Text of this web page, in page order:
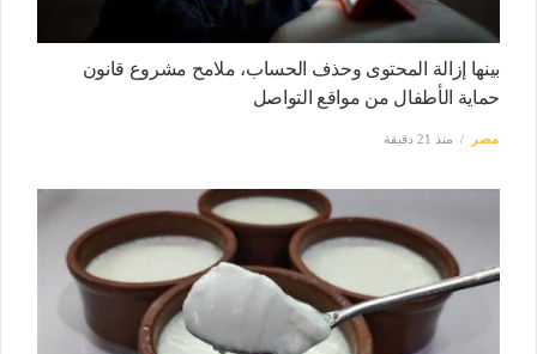
بينها إزالة المحتوى وحذف الحساب، ملامح مشروع قانون
حماية الأطفال من مواقع التواصل
مصر منذ 21 دقيقة